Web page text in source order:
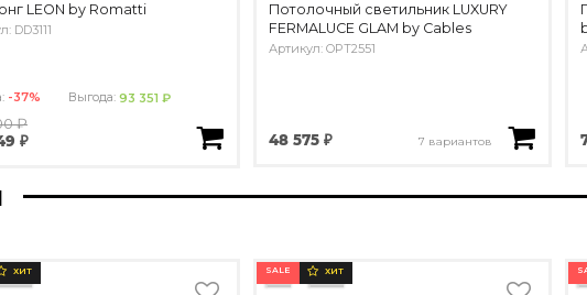
LEON by Romatti
DD3111
-37% Выгода:93 351 ₽
₽
₽
Потолочный светильник LUXURY
FERMALUCE GLAM by Cables
Артикул: OPT2551
48 575 ₽ 7 вариантов
ХИТ SALE ХИТ